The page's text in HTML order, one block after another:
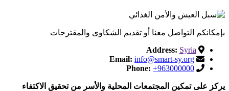
بإمكانكم التواصل معنا أو تقديم الشكاوى والمقترحات
Address: Syria
Email: info@smart-sy.org
Phone: +963000000
يركز على تمكين المجتمعات المحلية والأسر من تحقيق الاكتفاء